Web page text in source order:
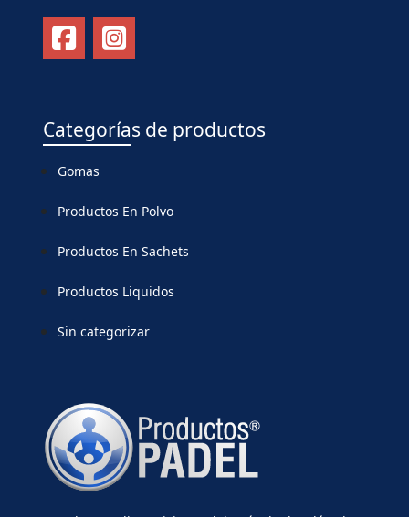
Categorías de productos
Gomas
Productos En Polvo
Productos En Sachets
Productos Liquidos
Sin categorizar